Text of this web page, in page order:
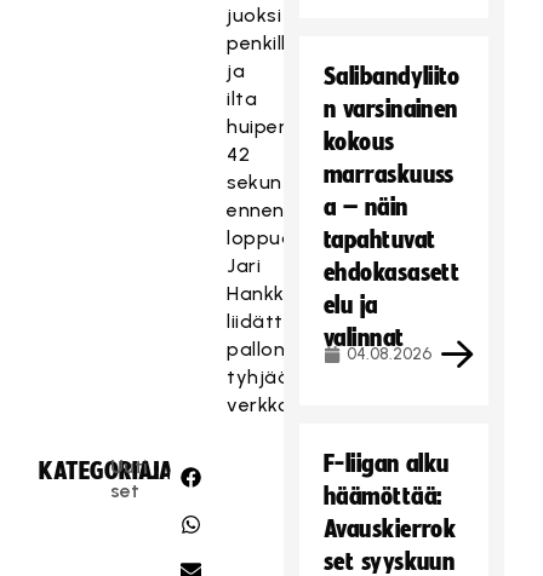
juoksi
penkille,
ja
ilta
huipentui
42
sekuntia
ennen
loppua
Jari
Hankkion
liidättäessä
pallon
tyhjään
verkkoon.
KATEGORIA:
Uuti
set
JAA:
Salibandyliito
n varsinainen
kokous
marraskuuss
a – näin
tapahtuvat
ehdokasasett
elu ja
valinnat
04.08.2026
F-liigan alku
häämöttää:
Avauskierrok
set syyskuun